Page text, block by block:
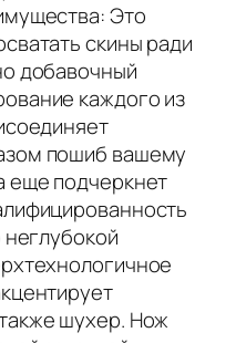
Это
скины ради
добавочный
каждого из
пошиб вашему
еще подчеркнет
шухер. Нож